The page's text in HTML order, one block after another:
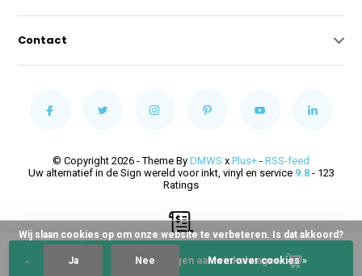
- Toevoegen aan winkelwagen
Contact
© Copyright 2026 - Theme By DMWS x Plus+ - RSS-feed
Uw alternatief in de Sign wereld voor inkt, vinyl en service 9.8- 123
Ratings
Wij slaan cookies op om onze website te verbeteren. Is dat akkoord?
Ja Nee Meer over cookies »